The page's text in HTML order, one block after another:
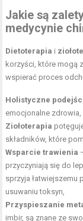
Jakie są
medycynie
Dietoterapia i
korzyści, które mogą
wspierać proces
Holistyczne
emocjonalne
Ziołoterapia
składników, które
Wsparcie trawienia
przyczyniają się do
sprzyja łatwiejszemu
usuwaniu toksyn,
Przyspieszanie
imbir, są znane ze